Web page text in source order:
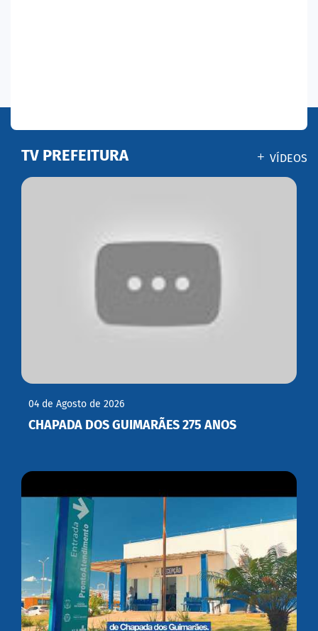
TV PREFEITURA VÍDEOS
04 de Agosto de 2026
CHAPADA DOS GUIMARÃES 275 ANOS